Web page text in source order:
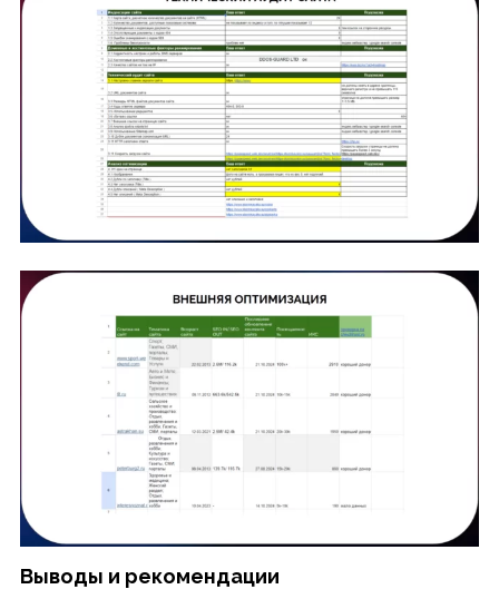
Выводы и рекомендации